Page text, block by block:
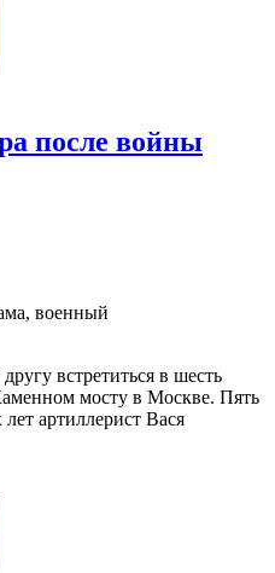
после войны
военный
встретиться в шесть
мосту в Москве. Пять
артиллерист Вася